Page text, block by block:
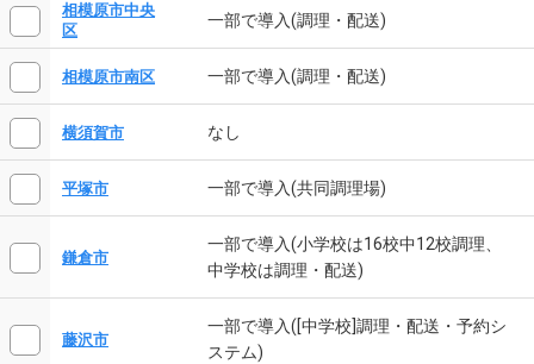
相模原市中央
区
一部で導入(調理・配送)
相模原市南区 一部で導入(調理・配送)
横須賀市 なし
平塚市 一部で導入(共同調理場)
鎌倉市
一部で導入(小学校は16校中12校調理、
中学校は調理・配送)
藤沢市
一部で導入([中学校]調理・配送・予約シ
ステム)